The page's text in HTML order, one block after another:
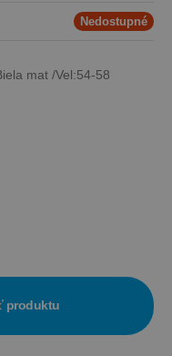
Nedostupné
mat /Vel:54-58
produktu